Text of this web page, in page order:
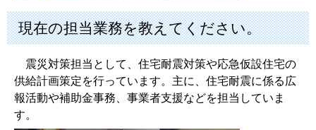
現在の担当業務を教えてください。
震災対策担当として、住宅耐震対策や応急仮設住宅の
供給計画策定を行っています。主に、住宅耐震に係る広
報活動や補助金事務、事業者支援などを担当していま
す。